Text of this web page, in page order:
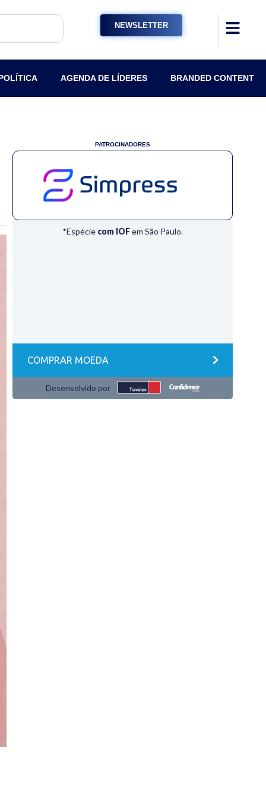
NEWSLETTER
AGENDA DE LÍDERES BRANDED CONTENT
PATROCINADORES